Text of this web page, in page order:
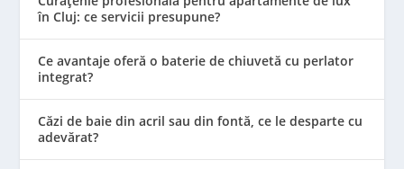
în Cluj: ce servicii presupune?
Ce avantaje oferă o baterie de chiuvetă cu perlator
integrat?
Căzi de baie din acril sau din fontă, ce le desparte cu
adevărat?